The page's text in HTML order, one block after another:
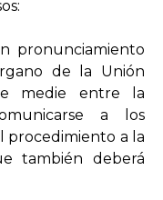
pronunciamiento
de la Unión
medie entre la
a los
procedimiento a la
también deberá